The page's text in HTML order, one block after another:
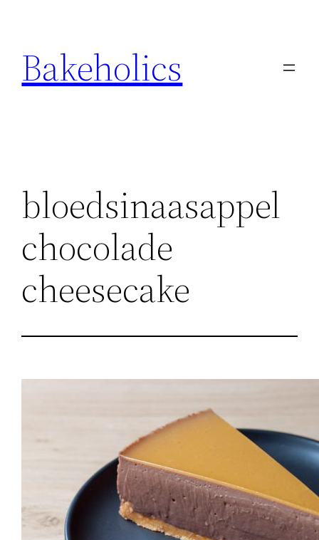
inhoud
Bakeholics
bloedsinaasappel
chocolade
cheesecake